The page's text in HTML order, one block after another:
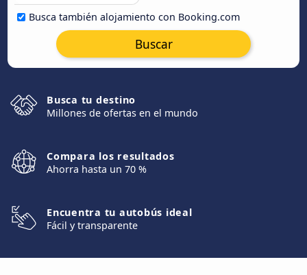
Busca también alojamiento con Booking.com
Buscar
Busca tu destino
Millones de ofertas en el mundo
Compara los resultados
Ahorra hasta un 70 %
Encuentra tu autobús ideal
Fácil y transparente